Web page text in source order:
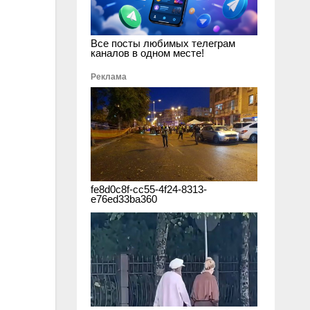
Все посты любимых телеграм
каналов в одном месте!
Реклама
fe8d0c8f-cc55-4f24-8313-
e76ed33ba360